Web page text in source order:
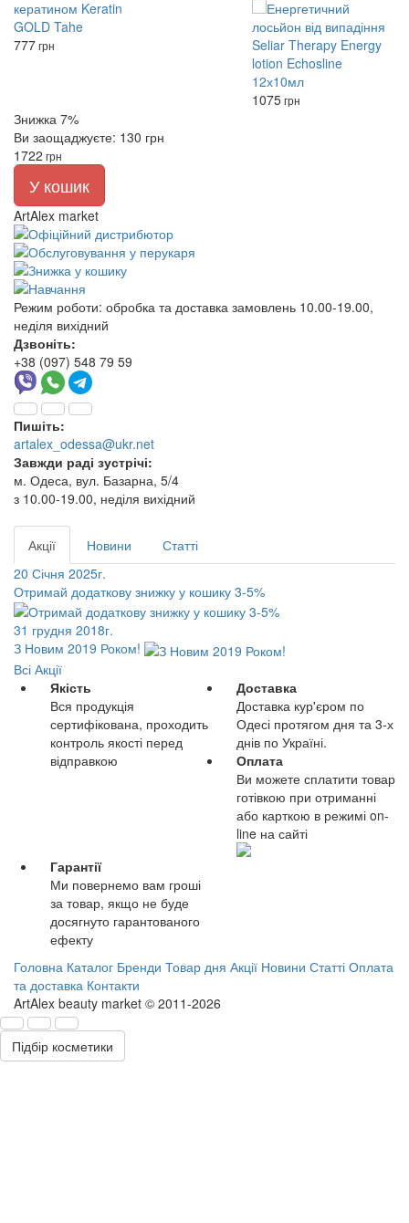
777грн
1075грн
Знижка 7%
Ви заощаджуєте: 130 грн
1722 грн
У кошик
ArtAlex market
Режим роботи: обробка та доставка замовлень 10.00-19.00,
неділя вихідний
Дзвоніть:
+38 (097) 548 79 59
Пишіть:
artalex_odessa@ukr.net
Завжди раді зустрічі:
м. Одеса, вул. Базарна, 5/4
з 10.00-19.00, неділя вихідний
Акції Новини
Статті
20 Січня 2025г.
Отримай додаткову знижку у кошику 3-5%
31 грудня 2018г.
З Новим 2019 Роком!
Всі Акції
Якість
Вся продукція
сертифікована, проходить
контроль якості перед
відправкою
Доставка
Доставка кур'єром по
Одесі протягом дня та 3-х
днів по Україні.
Оплата
Ви можете сплатити товар
готівкою при отриманні
або карткою в режимі on-
line на сайті
Гарантії
Ми повернемо вам гроші
за товар, якщо не буде
досягнуто гарантованого
ефекту
Головна Каталог Бренди Товар дня Акції Новини Статті Оплата
та доставка Контакти
ArtAlex beauty market © 2011-2026
Підбір косметики